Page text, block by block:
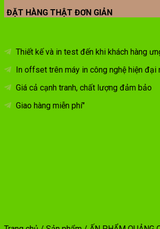
ĐẶT HÀNG THẬT ĐƠN GIẢN
Thiết kế và in test đến khi khách hàng
In offset trên máy in công nghệ hiện đại
Giá cả cạnh tranh, chất lượng đảm bảo
Giao hàng miễn phí"